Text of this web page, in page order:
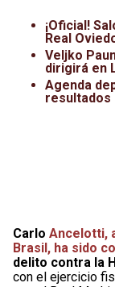
Liga de Expansión
Liga MX
Selección Mexicana
Lucha Libre
Juegos
¡Oficial!
Real
Veljko
dirigirá en
Agenda
resultados
Carlo Ancelotti,
Brasil, ha sido
delito contra la
con el ejercicio